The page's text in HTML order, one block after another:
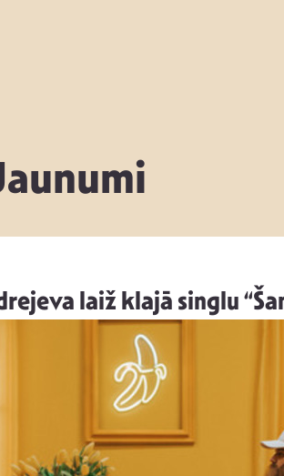
laiž klajā singlu